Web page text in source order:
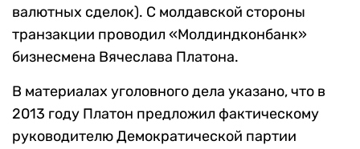
валютных сделок). С молдавской стороны
транзакции проводил «Молдиндконбанк»
бизнесмена Вячеслава Платона.
В материалах уголовного дела указано, что в
2013 году Платон предложил фактическому
руководителю Демократической партии